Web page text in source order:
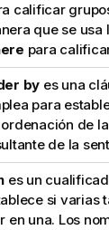
calificar
que se usa
para
by es una
para
de
de la
es un
si varias
en una. Los